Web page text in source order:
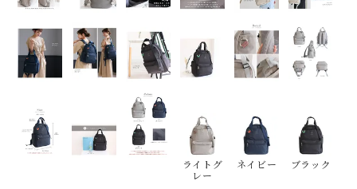
ライトグ
レー
ネイビー ブラック